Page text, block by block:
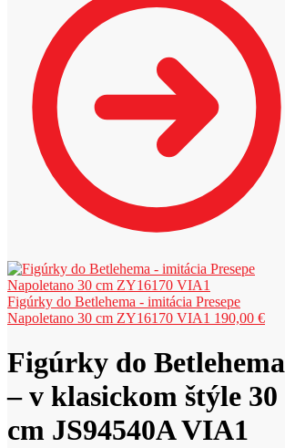
Figúrky do Betlehema - imitácia Presepe
Napoletano 30 cm ZY16170 VIA1 190,00 €
Figúrky do Betlehema
– v klasickom štýle 30
cm JS94540A VIA1